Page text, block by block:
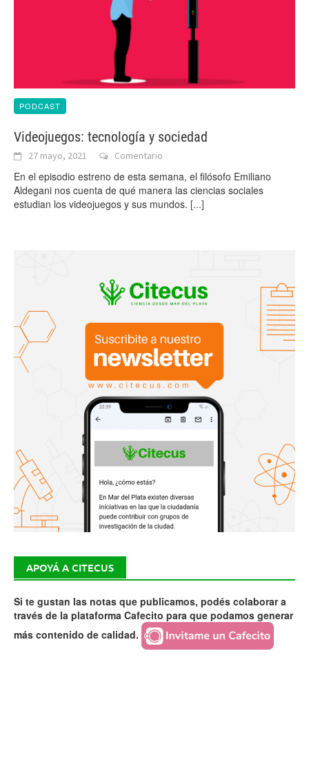
PODCAST
Videojuegos: tecnología y sociedad
27 mayo, 2021 Comentario
En el episodio estreno de esta semana, el filósofo Emiliano
Aldegani nos cuenta de qué manera las ciencias sociales
estudian los videojuegos y sus mundos. [...]
APOYÁ A CITECUS
Si te gustan las notas que publicamos, podés colaborar a
través de la plataforma Cafecito para que podamos generar
más contenido de calidad.